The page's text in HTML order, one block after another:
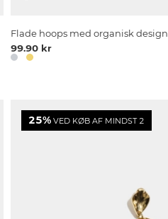
Flade hoops med organisk design
99.90 kr
25% VED KØB AF MINDST 2